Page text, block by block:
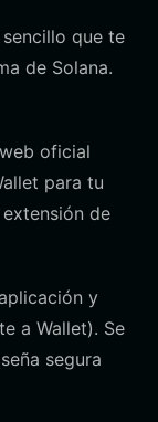
que te
de Solana.
oficial
para tu
de
y
a Wallet). Se
segura